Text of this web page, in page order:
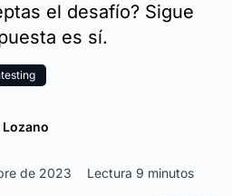
el desafío? Sigue
es sí.
Lectura 9 minutos
de 2023